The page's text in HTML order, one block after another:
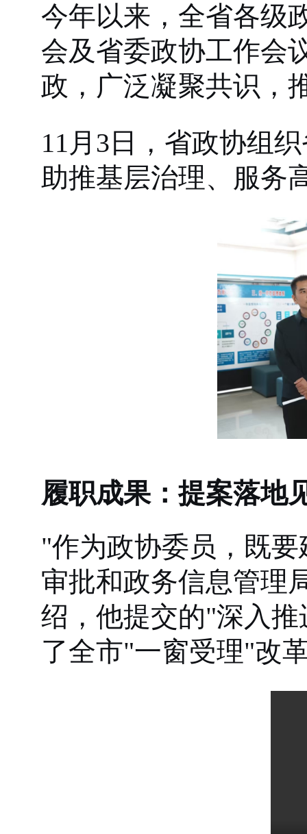
今年以来，全省各级
会及省委政协工作会
政，广泛凝聚共识，
11月3日，省政协组
助推基层治理、服务
履职成果：提案落地
"作为政协委员，既
审批和政务信息管理
绍，他提交的"深入
了全市"一窗受理"改